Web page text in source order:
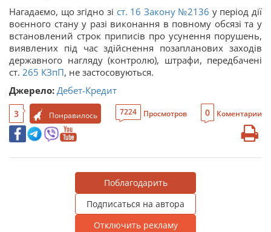
Нагадаємо, що згідно зі ст. 16 Закону №2136 у період дії
воєнного стану у разі виконання в повному обсязі та у
встановлений строк приписів про усунення порушень,
виявлених під час здійснення позапланових заходів
державного нагляду (контролю), штрафи, передбачені
ст. 265 КЗпП, не застосовуються.
Джерело: Дебет-Кредит
3 Понравилось 7224 Просмотров 0 Коментарии
Поблагодарить
Подписаться на автора
Отключить рекламу